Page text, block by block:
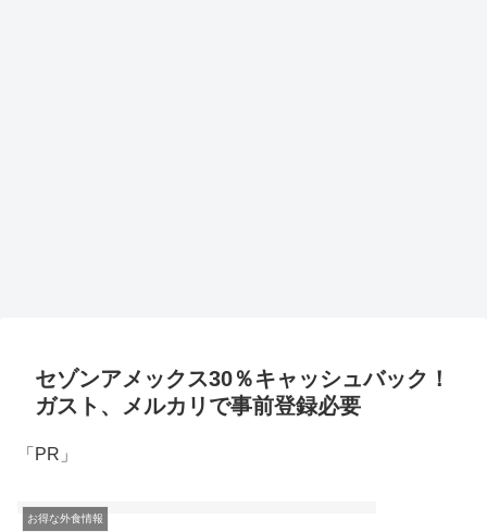
セゾンアメックス30％キャッシュバック！
ガスト、メルカリで事前登録必要
「PR」
お得な外食情報